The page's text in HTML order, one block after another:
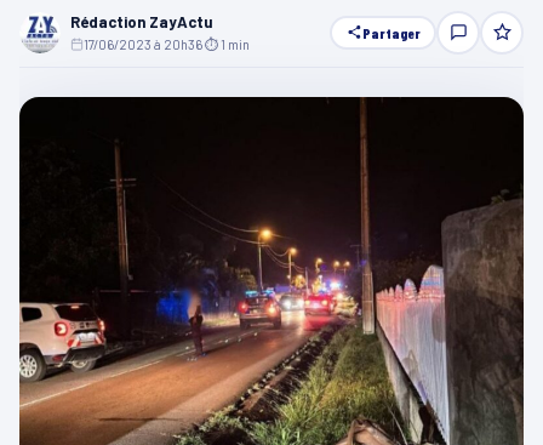
Rédaction ZayActu
17/06/2023 à 20h36⏱ 1 min
Partager